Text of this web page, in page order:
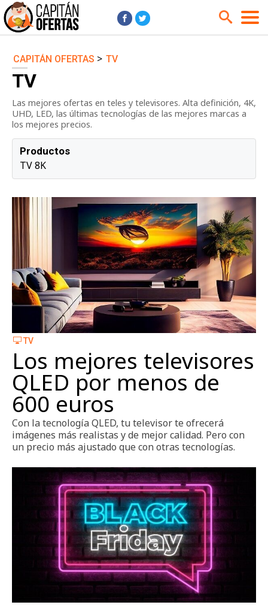
Audio y Música
Cine y Series
Deportes
Financiero
Hogar
Jardín
Libros
Móviles
Niños
Ordenadores
Tablets
TV
Videojuegos
Vuelos
Zapatos
CAPITÁN OFERTAS > TV
TV
Las mejores ofertas en teles y televisores. Alta definición, 4K,
UHD, LED, las últimas tecnologías de las mejores marcas a
los mejores precios.
Productos
TV 8K
TV
Los mejores televisores
QLED por menos de
600 euros
Con la tecnología QLED, tu televisor te ofrecerá
imágenes más realistas y de mejor calidad. Pero con
un precio más ajustado que con otras tecnologías.